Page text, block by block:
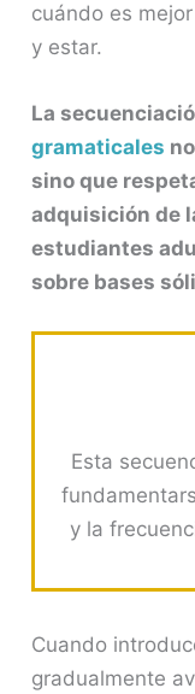
cuándo es
y estar.
La
gramaticales
sino que
adquisición de
estudiantes
sobre bases
Esta
y la
Cuando
gradualmente